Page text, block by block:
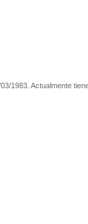
1983. Actualmente